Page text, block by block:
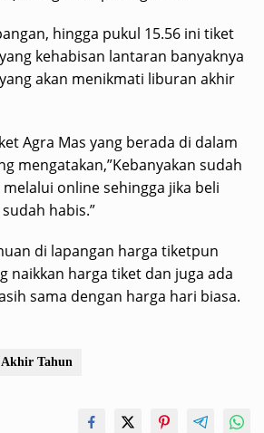
hingga pukul 15.56 ini tiket
kehabisan lantaran banyaknya
akan menikmati liburan akhir
Agra Mas yang berada di dalam
mengatakan,”Kebanyakan sudah
online sehingga jika beli
habis.”
di lapangan harga tiketpun
naikkan harga tiket dan juga ada
sama dengan harga hari biasa.
Akhir Tahun